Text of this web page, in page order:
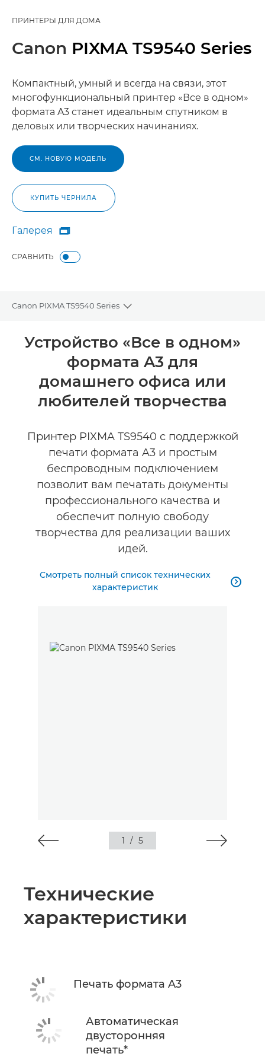
ПРИНТЕРЫ ДЛЯ ДОМА
Canon PIXMA TS9540 Series
Компактный, умный и всегда на связи, этот
многофункциональный принтер «Все в одном»
формата A3 станет идеальным спутником в
деловых или творческих начинаниях.
СМ. НОВУЮ МОДЕЛЬ
КУПИТЬ ЧЕРНИЛА
Галерея
Галерея

СРАВНИТЬ
Canon PIXMA TS9540 Series
Toggle breadcrumbs
Общая информация
Технические характеристики
КУПИТЬ ЧЕРНИЛА
Устройство «Все в одном»
формата A3 для
домашнего офиса или
любителей творчества
Принтер PIXMA TS9540 с поддержкой
печати формата A3 и простым
беспроводным подключением
позволит вам печатать документы
профессионального качества и
обеспечит полную свободу
творчества для реализации ваших
идей.
Смотреть полный список технических
характеристик

1 / 5
Технические
характеристики
Печать формата A3
Автоматическая
двусторонняя
печать*